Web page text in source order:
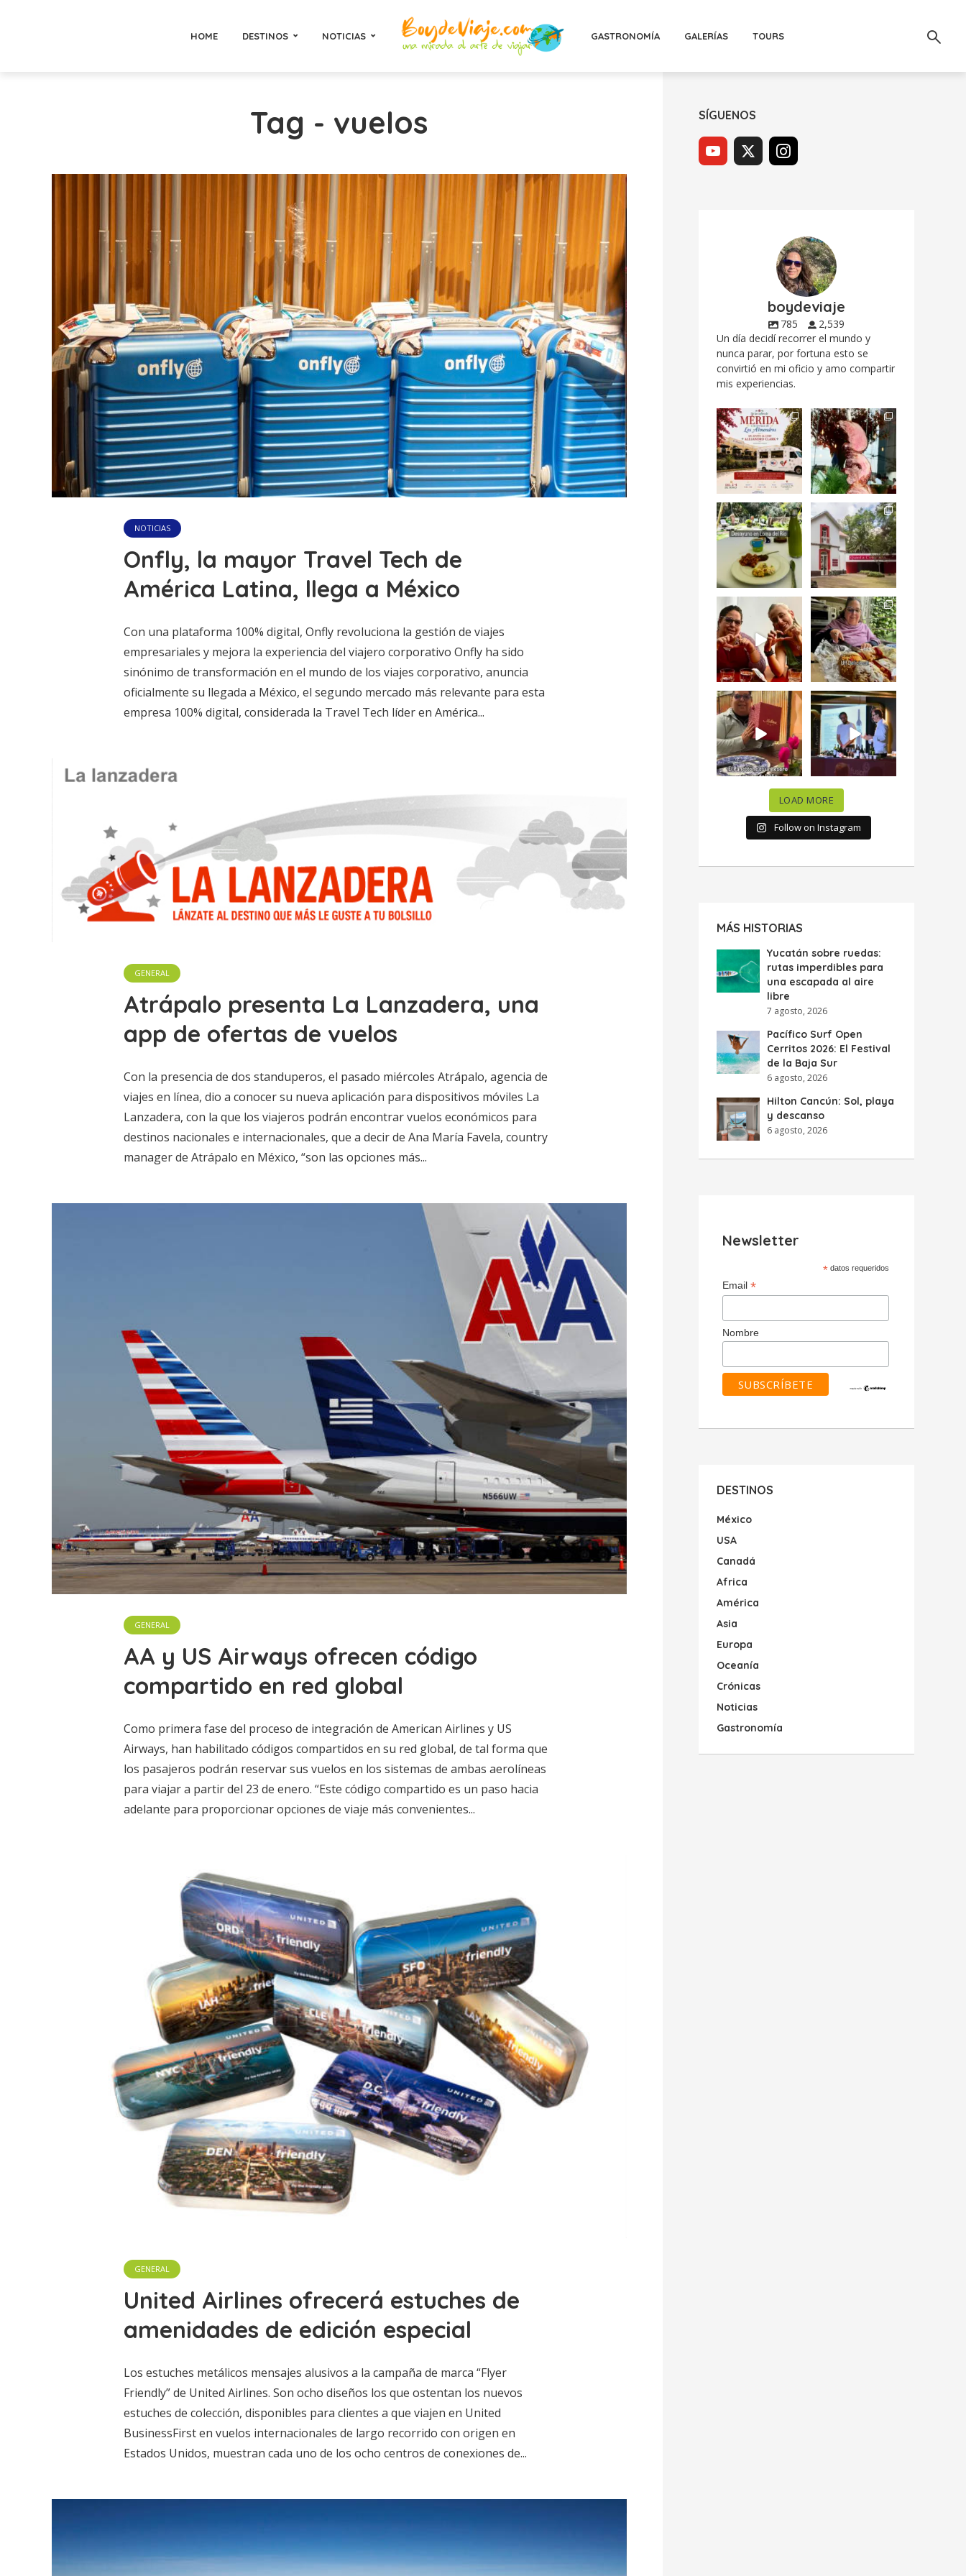
HOME DESTINOS NOTICIAS GASTRONOMÍA GALERÍAS TOURS
Tag - vuelos
NOTICIAS
Onfly, la mayor Travel Tech de
América Latina, llega a México
Con una plataforma 100% digital, Onfly revoluciona la gestión de viajes
empresariales y mejora la experiencia del viajero corporativo Onfly ha sido
sinónimo de transformación en el mundo de los viajes corporativo, anuncia
oficialmente su llegada a México, el segundo mercado más relevante para esta
empresa 100% digital, considerada la Travel Tech líder en América...
GENERAL
Atrápalo presenta La Lanzadera, una
app de ofertas de vuelos
Con la presencia de dos standuperos, el pasado miércoles Atrápalo, agencia de
viajes en línea, dio a conocer su nueva aplicación para dispositivos móviles La
Lanzadera, con la que los viajeros podrán encontrar vuelos económicos para
destinos nacionales e internacionales, que a decir de Ana María Favela, country
manager de Atrápalo en México, “son las opciones más...
GENERAL
AA y US Airways ofrecen código
compartido en red global
Como primera fase del proceso de integración de American Airlines y US
Airways, han habilitado códigos compartidos en su red global, de tal forma que
los pasajeros podrán reservar sus vuelos en los sistemas de ambas aerolíneas
para viajar a partir del 23 de enero. “Este código compartido es un paso hacia
adelante para proporcionar opciones de viaje más convenientes...
GENERAL
United Airlines ofrecerá estuches de
amenidades de edición especial
Los estuches metálicos mensajes alusivos a la campaña de marca “Flyer
Friendly” de United Airlines. Son ocho diseños los que ostentan los nuevos
estuches de colección, disponibles para clientes a que viajen en United
BusinessFirst en vuelos internacionales de largo recorrido con origen en
Estados Unidos, muestran cada uno de los ocho centros de conexiones de...
SÍGUENOS
boydeviaje
785
2,539
Un día decidí recorrer el mundo y
nunca parar, por fortuna esto se
convirtió en mi oficio y amo compartir
mis experiencias.
Siempre me mueven
las causas y comer
con causa es...
12 0
Fuimos a celebrar a
mis dos #mamás
más cercanas mi...
17 0
Levantarse, escuchar
el río correr y sentir
el...
19 0
Esta
#NochedeMuseos
en la
#QuintaColorada
el...
12 0
¡Qué desayuno tan
increíble en
@LasQuinceLetras!...
28 3
Me tocó rosca de
Tagers un
restaurante de
Avenida...
50 10
“En #Mallorca
Ciudad de México
celebramos la...
63 7
#SoaunFusionMexic
o una noche única
donde España y...
10 0
LOAD MORE
Follow on Instagram
MÁS HISTORIAS
Yucatán sobre ruedas:
rutas imperdibles para
una escapada al aire
libre
7 agosto, 2026
Pacífico Surf Open
Cerritos 2026: El Festival
de la Baja Sur
6 agosto, 2026
Hilton Cancún: Sol, playa
y descanso
6 agosto, 2026
Newsletter
* datos requeridos
Email *
Nombre
DESTINOS
México
USA
Canadá
Africa
América
Asia
Europa
Oceanía
Crónicas
Noticias
Gastronomía